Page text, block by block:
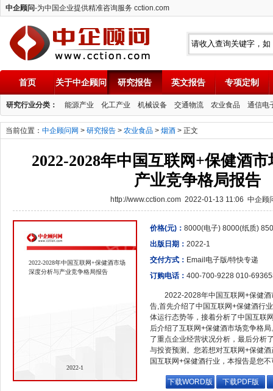
中企顾问-为中国企业提供精准咨询服务 cction.com
中企顾问
首页 关于中企顾问 研究报告 英文报告 专项定制
研究行业分类： 能源产业 化工产业 机械设备 交通物流 农业食品 通信电
当前位置： 中企顾问网 > 研究报告 > 农业食品 > 烟酒 > 正文
2022-2028年中国互联网+保健酒
产业竞争格局报告
http://www.cction.com 2022-01-13 11:06 中企顾
2022-2028年中国互联网+保健酒市场
深度分析与产业竞争格局报告
2022-1
价格(元)： 8000(电子) 8000(纸质)
出版日期： 2022-1
交付方式： Email电子版/特快专递
订购电话： 400-700-9228 010-
2022-2028年中国互联网+保健
告,首先介绍了中国互联网+保健酒行
体运行态势等，接着分析了中国互联
后介绍了互联网+保健酒市场竞争格
了重点企业经营状况分析，最后分析
与投资预测。您若想对互联网+保健
国互联网+保健酒行业，本报告是您
下载WORD版 下载PDF版